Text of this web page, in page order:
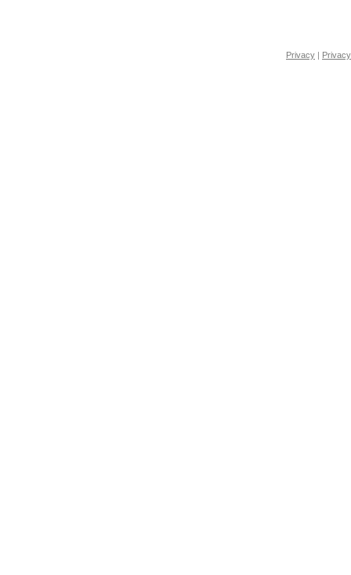
Privacy |